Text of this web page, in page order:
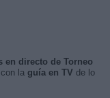
en directo de Torneo
la guía en TV de lo